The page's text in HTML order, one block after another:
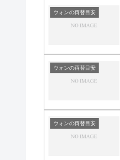
ウォンの両替目安
ウォンの両替目安
ウォンの両替目安